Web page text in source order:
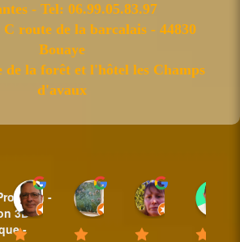
- Tel: 06.99.05.83.97
C route de la barcalais - 44830
Bouaye
de la forêt et l'hôtel les Champs
d'avaux
Tech -
3D -
-
Sylvain BAUDET
18:44 31 Mar 25
nicole plantive
16:14 20 Feb 25
Anne
10:35 08